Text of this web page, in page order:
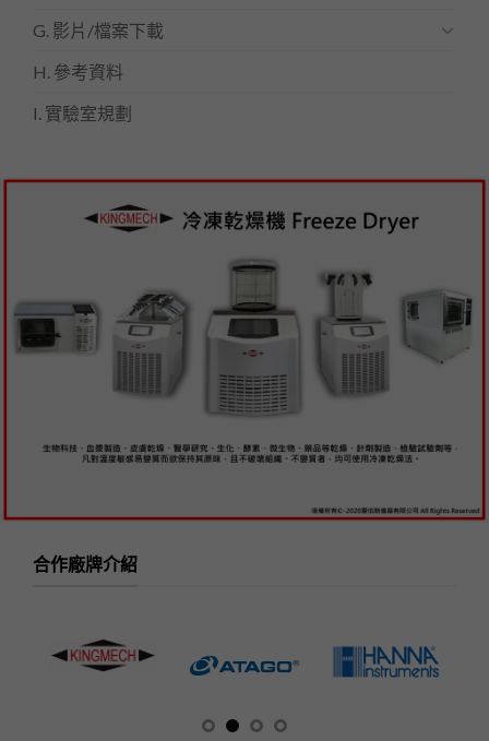
G. 影片/檔案下載
H. 參考資料
I. 實驗室規劃
合作廠牌介紹